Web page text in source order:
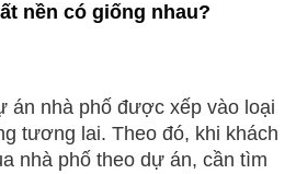
nền có giống nhau?
án nhà phố được xếp vào loại
tương lai. Theo đó, khi khách
nhà phố theo dự án, cần tìm